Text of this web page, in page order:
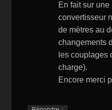
En fait sur
convertisseur
de mètres au
changements
les couplages
charge).
Encore merci